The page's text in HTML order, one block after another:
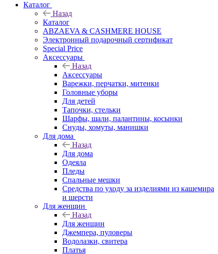
Каталог
Назад
Каталог
ABZAEVA & CASHMERE HOUSE
Электронный подарочный сертификат
Special Price
Аксессуары
Назад
Аксессуары
Варежки, перчатки, митенки
Головные уборы
Для детей
Тапочки, стельки
Шарфы, шали, палантины, косынки
Снуды, хомуты, манишки
Для дома
Назад
Для дома
Одеяла
Пледы
Спальные мешки
Средства по уходу за изделиями из кашемира
и шерсти
Для женщин
Назад
Для женщин
Джемпера, пуловеры
Водолазки, свитера
Платья